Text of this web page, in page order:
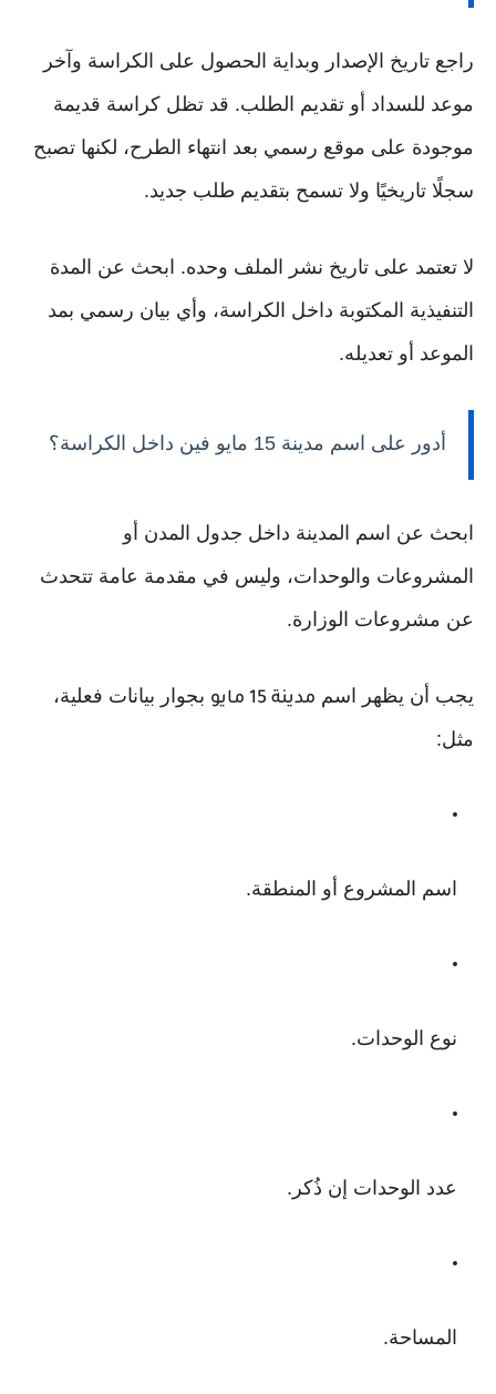
راجع تاريخ الإصدار وبداية الحصول على الكراسة وآخر
موعد للسداد أو تقديم الطلب. قد تظل كراسة قديمة
موجودة على موقع رسمي بعد انتهاء الطرح، لكنها تصبح
سجلًا تاريخيًا ولا تسمح بتقديم طلب جديد.
لا تعتمد على تاريخ نشر الملف وحده. ابحث عن المدة
التنفيذية المكتوبة داخل الكراسة، وأي بيان رسمي بمد
الموعد أو تعديله.
أدور على اسم مدينة 15 مايو فين داخل الكراسة؟
ابحث عن اسم المدينة داخل جدول المدن أو
المشروعات والوحدات، وليس في مقدمة عامة تتحدث
عن مشروعات الوزارة.
يجب أن يظهر اسم مدينة 15 مايو
بجوار بيانات فعلية،
مثل:
اسم المشروع أو المنطقة.
نوع الوحدات.
عدد الوحدات إن ذُكر.
المساحة.